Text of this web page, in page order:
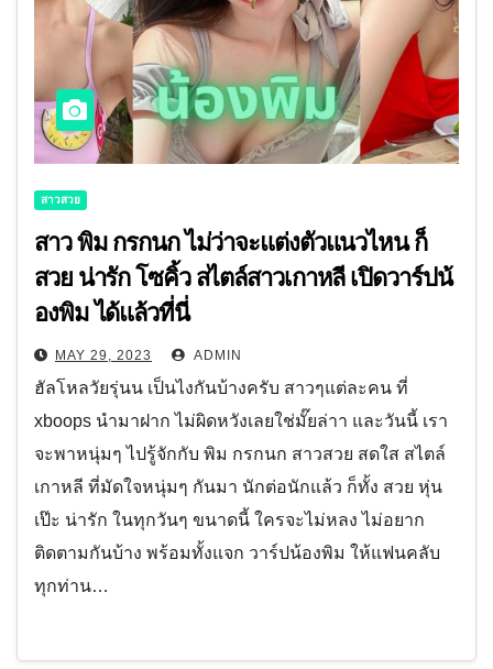
สาวสวย
สาว พิม กรกนก ไม่ว่าจะแต่งตัวแนวไหน ก็
สวย น่ารัก โซคิ้ว สไตล์สาวเกาหลี เปิดวาร์ปน้
องพิม ได้แล้วที่นี่
MAY 29, 2023 ADMIN
ฮัลโหลวัยรุ่นน เป็นไงกันบ้างครับ สาวๆแต่ละคน ที่
xboops นำมาฝาก ไม่ผิดหวังเลยใช่มั๊ยล่าา และวันนี้ เรา
จะพาหนุ่มๆ ไปรู้จักกับ พิม กรกนก สาวสวย สดใส สไตล์
เกาหลี ที่มัดใจหนุ่มๆ กันมา นักต่อนักแล้ว ก็ทั้ง สวย หุ่น
เป๊ะ น่ารัก ในทุกวันๆ ขนาดนี้ ใครจะไม่หลง ไม่อยาก
ติดตามกันบ้าง พร้อมทั้งแจก วาร์ปน้องพิม ให้แฟนคลับ
ทุกท่าน…